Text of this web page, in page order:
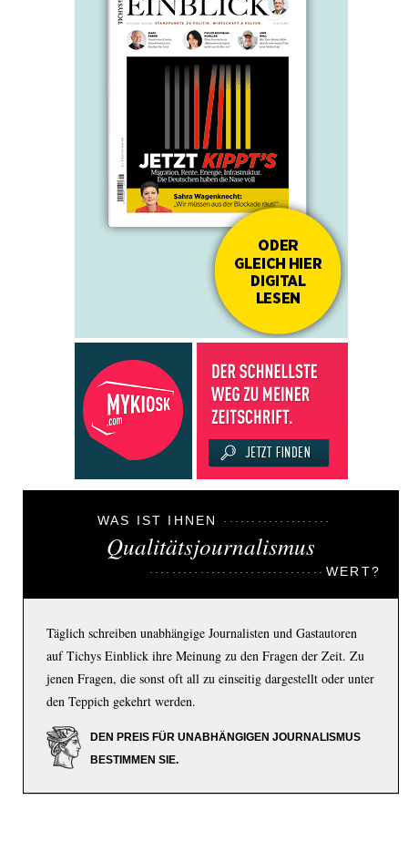
WAS IST IHNEN
Qualitätsjournalismus
WERT?
Täglich schreiben unabhängige Journalisten und Gastautoren
auf Tichys Einblick ihre Meinung zu den Fragen der Zeit. Zu
jenen Fragen, die sonst oft all zu einseitig dargestellt oder unter
den Teppich gekehrt werden.
DEN PREIS FÜR UNABHÄNGIGEN JOURNALISMUS
BESTIMMEN SIE.